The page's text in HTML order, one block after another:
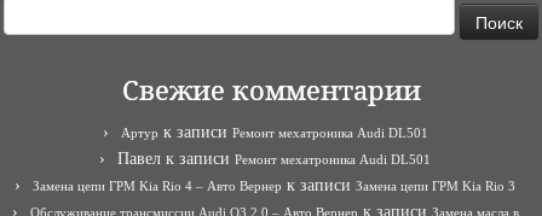
Свежие комментарии
Артур к записи Ремонт мехатроника Audi DL501
Павел к записи Ремонт мехатроника Audi DL501
Замена цепи ГРМ Kia Rio 4 – Авто Вернер к записи Замена цепи ГРМ Kia Rio 3
Обслуживание трансмиссии Audi Q3 2.0 – Авто Вернер к записи Замена масла в